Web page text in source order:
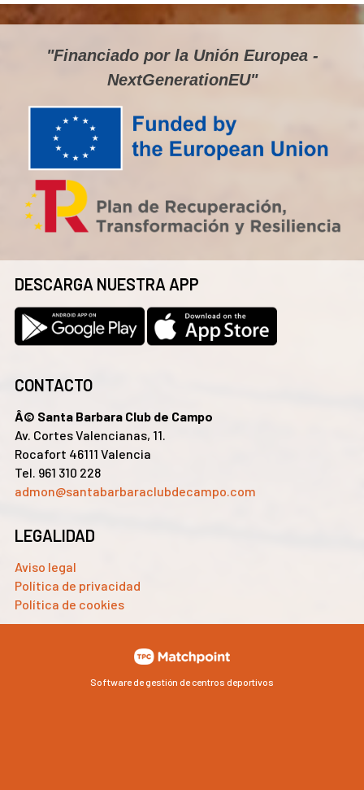
"Financiado por la Unión Europea -
NextGenerationEU"
DESCARGA NUESTRA APP
CONTACTO
Â© Santa Barbara Club de Campo
Av. Cortes Valencianas, 11.
Rocafort 46111 Valencia
Tel. 961 310 228
admon@santabarbaraclubdecampo.com
LEGALIDAD
Aviso legal
Política de privacidad
Política de cookies
Software de gestión de centros deportivos